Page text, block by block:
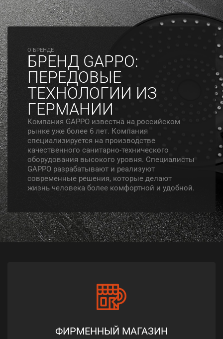
O БРЕНДЕ
БРЕНД GAPPO:
ПЕРЕДОВЫЕ
ТЕХНОЛОГИИ ИЗ
ГЕРМАНИИ
Компания GAPPO известна на российском
рынке уже более 6 лет. Компания
специализируется на производстве
качественного санитарно-технического
оборудования высокого уровня. Специалисты
GAPPO разрабатывают и реализуют
современные решения, которые делают
жизнь человека более комфортной и удобной.
ФИРМЕННЫЙ МАГАЗИН